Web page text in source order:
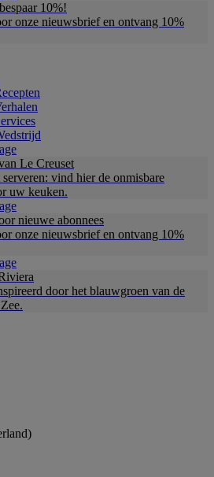
10%!
onze nieuwsbrief en ontvang 10%
Le Creuset
vind hier de onmisbare
uw keuken.
nieuwe abonnees
onze nieuwsbrief en ontvang 10%
door het blauwgroen van de